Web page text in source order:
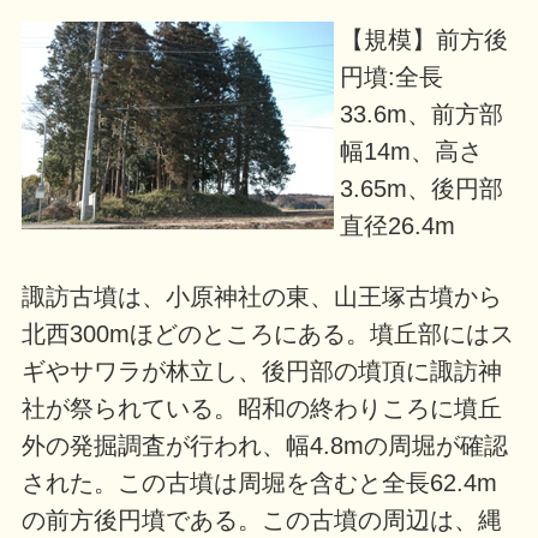
【規模】前方後
円墳:全長
33.6m、前方部
幅14m、高さ
3.65m、後円部
直径26.4m
諏訪古墳は、小原神社の東、山王塚古墳から
北西300mほどのところにある。墳丘部にはス
ギやサワラが林立し、後円部の墳頂に諏訪神
社が祭られている。昭和の終わりころに墳丘
外の発掘調査が行われ、幅4.8mの周堀が確認
された。この古墳は周堀を含むと全長62.4m
の前方後円墳である。この古墳の周辺は、縄